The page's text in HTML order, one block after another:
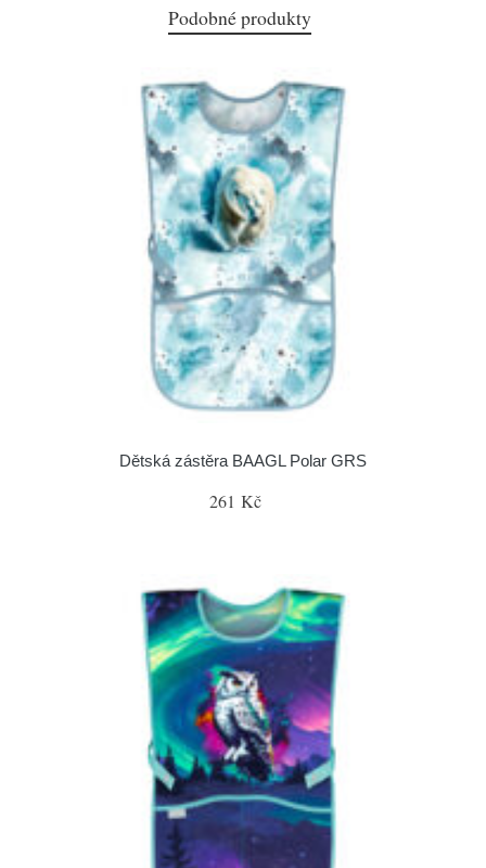
Podobné produkty
Dětská zástěra BAAGL Polar GRS
261 Kč